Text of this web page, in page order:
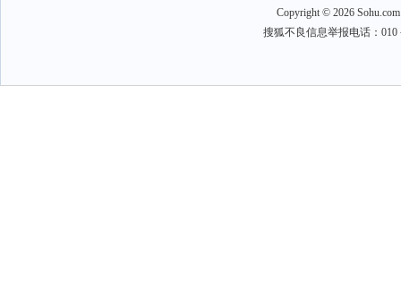
Copyright © 2026
搜狐不良信息举报电话：010